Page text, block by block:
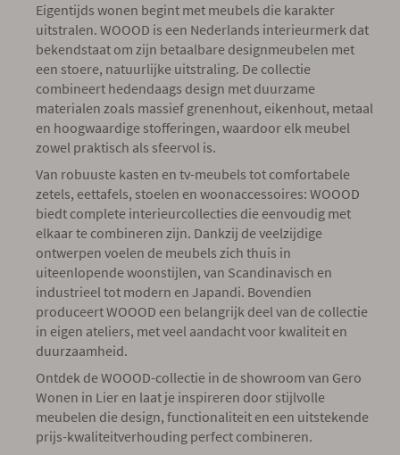
Eigentijds wonen begint met meubels die karakter
uitstralen. WOOOD is een Nederlands interieurmerk dat
bekendstaat om zijn betaalbare designmeubelen met
een stoere, natuurlijke uitstraling. De collectie
combineert hedendaags design met duurzame
materialen zoals massief grenenhout, eikenhout, metaal
en hoogwaardige stofferingen, waardoor elk meubel
zowel praktisch als sfeervol is.
Van robuuste kasten en tv-meubels tot comfortabele
zetels, eettafels, stoelen en woonaccessoires: WOOOD
biedt complete interieurcollecties die eenvoudig met
elkaar te combineren zijn. Dankzij de veelzijdige
ontwerpen voelen de meubels zich thuis in
uiteenlopende woonstijlen, van Scandinavisch en
industrieel tot modern en Japandi. Bovendien
produceert WOOOD een belangrijk deel van de collectie
in eigen ateliers, met veel aandacht voor kwaliteit en
duurzaamheid.
Ontdek de WOOOD-collectie in de showroom van Gero
Wonen in Lier en laat je inspireren door stijlvolle
meubelen die design, functionaliteit en een uitstekende
prijs-kwaliteitverhouding perfect combineren.